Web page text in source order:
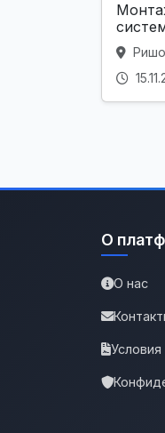
О
О нас
Условия